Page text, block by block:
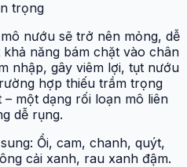
trọng
nướu sẽ trở nên mỏng, dễ
năng bám chặt vào chân
nhập, gây viêm lợi, tụt nướu
hợp thiếu trầm trọng
một dạng rối loạn mô liên
dễ rụng.
Ổi, cam, chanh, quýt,
cải xanh, rau xanh đậm.